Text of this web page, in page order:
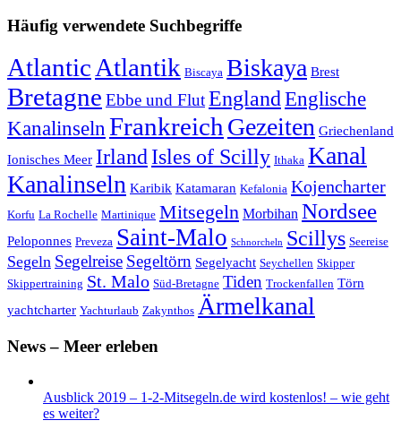
Häufig verwendete Suchbegriffe
Atlantic Atlantik Biscaya Biskaya Brest
Bretagne Ebbe und Flut EnglandEnglische
Kanalinseln Frankreich Gezeiten Griechenland
Ionisches Meer Irland Isles of Scilly Ithaka Kanal
Kanalinseln Karibik Katamaran Kefalonia Kojencharter
Korfu La Rochelle Martinique Mitsegeln Morbihan Nordsee
Peloponnes Preveza Saint-Malo Schnorcheln Scillys Seereise
Segeln Segelreise Segeltörn Segelyacht Seychellen Skipper
Skippertraining St. Malo Süd-Bretagne Tiden Trockenfallen Törn
yachtcharter Yachturlaub Zakynthos Ärmelkanal
News – Meer erleben
Ausblick 2019 – 1-2-Mitsegeln.de wird kostenlos! – wie geht
es weiter?